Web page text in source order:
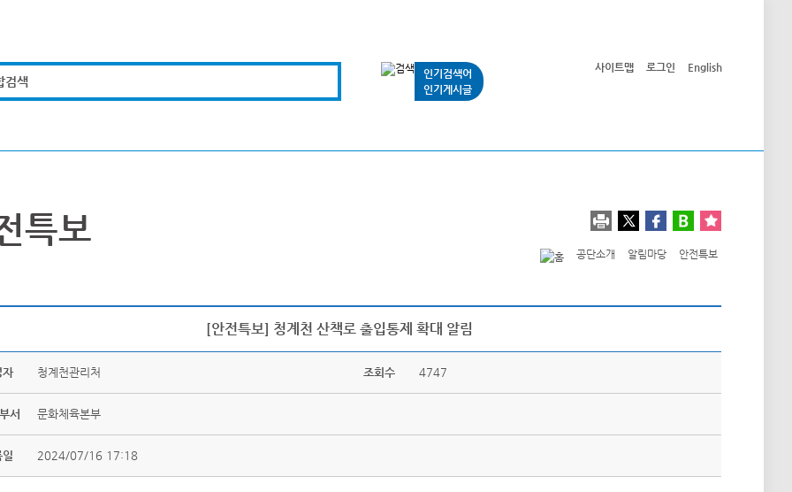
검색
인기검색어
인기게시글
사이트맵 로그인 English
특보
공단소개 알림마당 안전특보
[안전특보] 청계천 산책로 출입통제 확대 알림
자 청계천관리처 조회수 4747
서 문화체육본부
일 2024/07/16 17:18